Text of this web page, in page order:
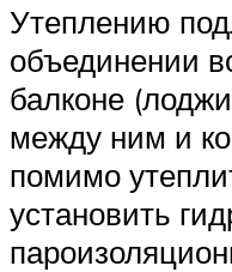
Утеплению
объединении
балконе
между ним и
помимо
установить